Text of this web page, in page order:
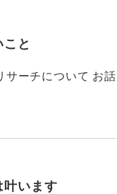
と
ーチについて お話
叶います